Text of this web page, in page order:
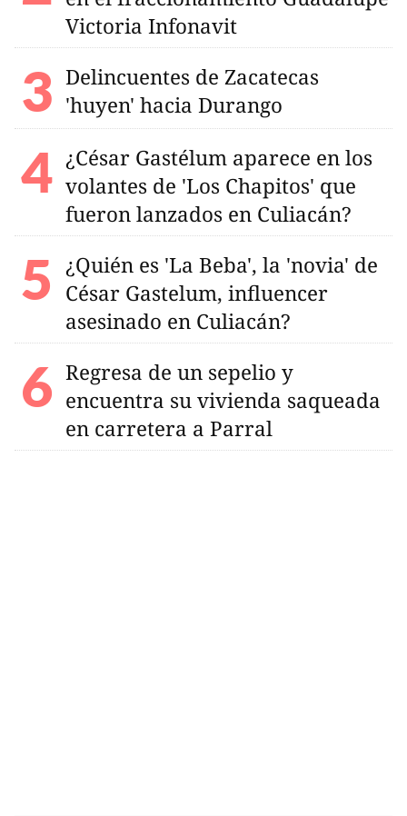
Victoria Infonavit
Delincuentes de Zacatecas
'huyen' hacia Durango
¿César Gastélum aparece en los
volantes de 'Los Chapitos' que
fueron lanzados en Culiacán?
¿Quién es 'La Beba', la 'novia' de
César Gastelum, influencer
asesinado en Culiacán?
Regresa de un sepelio y
encuentra su vivienda saqueada
en carretera a Parral